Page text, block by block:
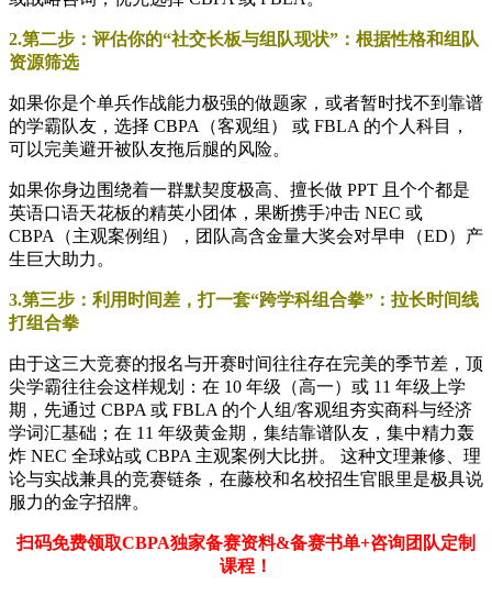
2.第二步：评估你的“社交长板与组队现状”：根据性格和组队
资源筛选
如果你是个单兵作战能力极强的做题家，或者暂时找不到靠谱
的学霸队友，选择 CBPA（客观组） 或 FBLA 的个人科目，
可以完美避开被队友拖后腿的风险。
如果你身边围绕着一群默契度极高、擅长做 PPT 且个个都是
英语口语天花板的精英小团体，果断携手冲击 NEC 或
CBPA（主观案例组），团队高含金量大奖会对早申（ED）产
生巨大助力。
3.第三步：利用时间差，打一套“跨学科组合拳”：拉长时间线
打组合拳
由于这三大竞赛的报名与开赛时间往往存在完美的季节差，顶
尖学霸往往会这样规划：在 10 年级（高一）或 11 年级上学
期，先通过 CBPA 或 FBLA 的个人组/客观组夯实商科与经济
学词汇基础；在 11 年级黄金期，集结靠谱队友，集中精力轰
炸 NEC 全球站或 CBPA 主观案例大比拼。 这种文理兼修、理
论与实战兼具的竞赛链条，在藤校和名校招生官眼里是极具说
服力的金字招牌。
扫码免费领取CBPA独家备赛资料&备赛书单+咨询团队定制
课程！